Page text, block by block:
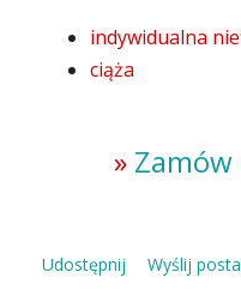
indywidualna
ciąża
»Zamów
Udostępnij
Wyślij